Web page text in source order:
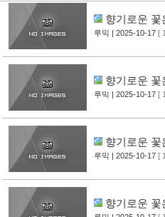
향기로운 꽃
루믹 | 2025-10-17 [
향기로운 꽃
루믹 | 2025-10-17 [
향기로운 꽃
루믹 | 2025-10-17 [
향기로운 꽃